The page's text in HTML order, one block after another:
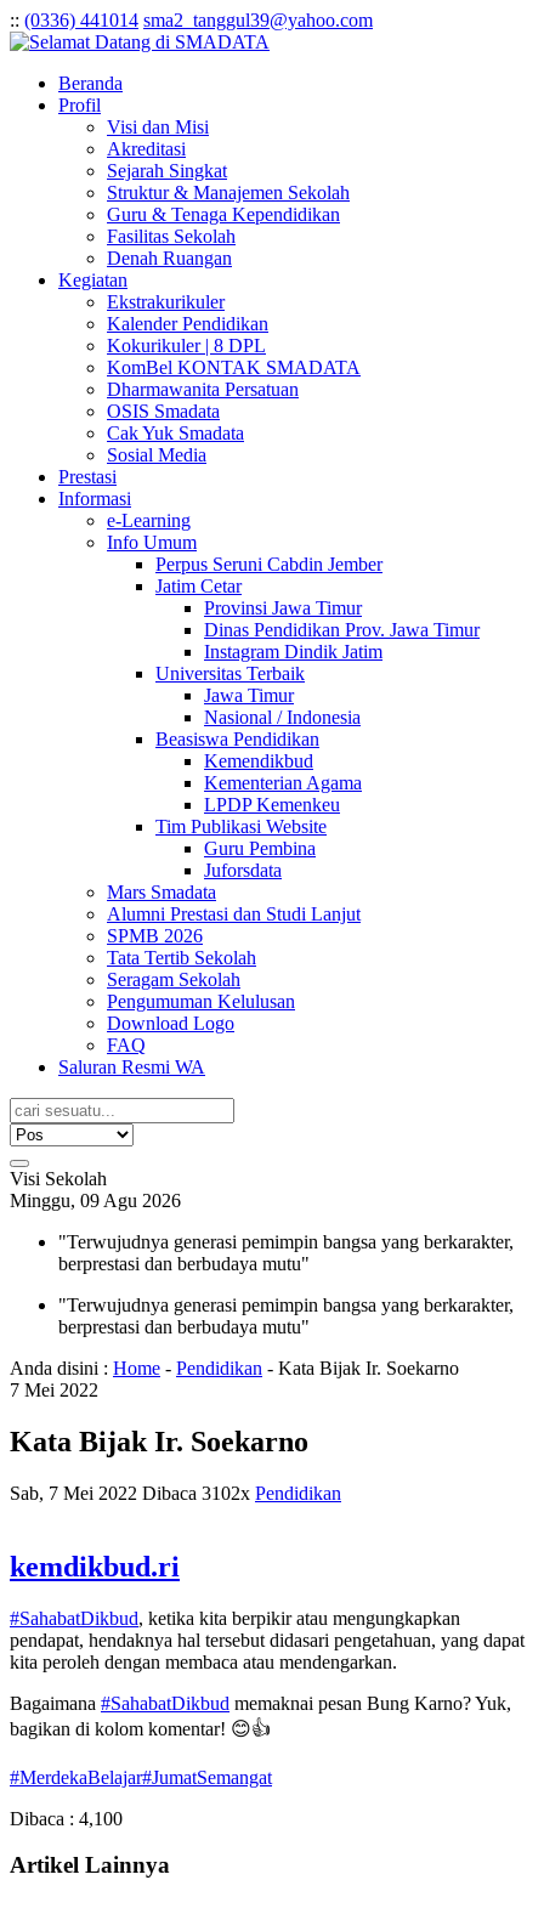
:: (0336) 441014 sma2_tanggul39@yahoo.com
Beranda
Profil
Visi dan Misi
Akreditasi
Sejarah Singkat
Struktur & Manajemen Sekolah
Guru & Tenaga Kependidikan
Fasilitas Sekolah
Denah Ruangan
Kegiatan
Ekstrakurikuler
Kalender Pendidikan
Kokurikuler | 8 DPL
KomBel KONTAK SMADATA
Dharmawanita Persatuan
OSIS Smadata
Cak Yuk Smadata
Sosial Media
Prestasi
Informasi
e-Learning
Info Umum
Perpus Seruni Cabdin Jember
Jatim Cetar
Provinsi Jawa Timur
Dinas Pendidikan Prov. Jawa Timur
Instagram Dindik Jatim
Universitas Terbaik
Jawa Timur
Nasional / Indonesia
Beasiswa Pendidikan
Kemendikbud
Kementerian Agama
LPDP Kemenkeu
Tim Publikasi Website
Guru Pembina
Juforsdata
Mars Smadata
Alumni Prestasi dan Studi Lanjut
SPMB 2026
Tata Tertib Sekolah
Seragam Sekolah
Pengumuman Kelulusan
Download Logo
FAQ
Saluran Resmi WA
Visi Sekolah
Minggu, 09 Agu 2026
"Terwujudnya generasi pemimpin bangsa yang berkarakter,
berprestasi dan berbudaya mutu"
"Terwujudnya generasi pemimpin bangsa yang berkarakter,
berprestasi dan berbudaya mutu"
Anda disini : Home - Pendidikan - Kata Bijak Ir. Soekarno
7 Mei 2022
Kata Bijak Ir. Soekarno
Sab, 7 Mei 2022 Dibaca 3102x Pendidikan
kemdikbud.ri
#SahabatDikbud, ketika kita berpikir atau mengungkapkan
pendapat, hendaknya hal tersebut didasari pengetahuan, yang dapat
kita peroleh dengan membaca atau mendengarkan.
Bagaimana #SahabatDikbud memaknai pesan Bung Karno? Yuk,
bagikan di kolom komentar! 😊👍
#MerdekaBelajar#JumatSemangat
Dibaca : 4,100
Artikel Lainnya